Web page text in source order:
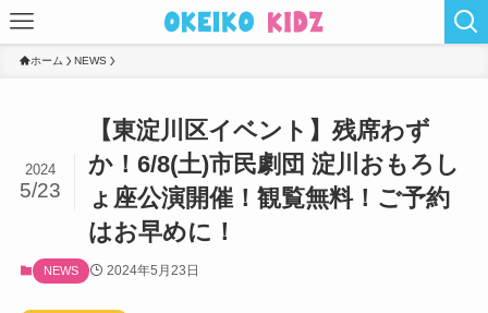
ホーム NEWS
【東淀川区イベント】残席わず
か！6/8(土)市民劇団 淀川おもろし
ょ座公演開催！観覧無料！ご予約
はお早めに！
2024
5/23
NEWS 2024年5月23日